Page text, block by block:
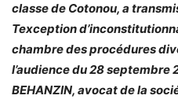
classe de Cotonou, a
Texception
chambre des procédures
l’audience du 28 septembre
BEHANZIN, avocat de la